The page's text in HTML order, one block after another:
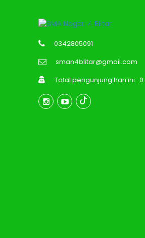
0342805091
sman4blitar@gmail.com
Total pengunjung hari ini : 0